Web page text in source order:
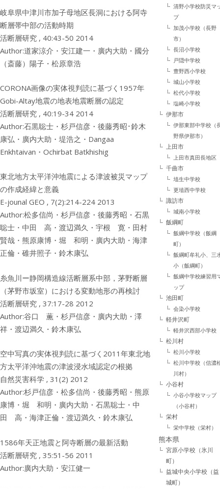
岐阜県中津川市加子母地区長洞における阿寺
断層帯中部の活動時期
活断層研究 , 40:43-50 2014
Author:道家涼介・安江建一・廣内大助・國分
（斎藤）陽子・松原章浩
CORONA画像の実体視判読に基づく1957年
Gobi-Altay地震の地表地震断層の認定
活断層研究 , 40:19-34 2014
Author:石黒聡士・杉戸信彦・後藤秀昭･鈴木
康弘・廣内大助・堤浩之・Dangaa
Enkhtaivan・Ochirbat Batkhishig
東北地方太平洋沖地震による津波被災マップ
の作成経緯と意義
E-jounal GEO , 7(2):214-224 2013
Author:松多信尚・杉戸信彦・後藤秀昭・石黒
聡士・中田 高・渡辺満久・宇根 寛・田村
賢哉・熊原康博・堀 和明・廣内大助・海津
正倫・碓井照子・鈴木康弘
糸魚川ー静岡構造線活断層系中部，茅野断層
（茅野市坂室）における変動地形の再検討
活断層研究 , 37:17-28 2012
Author:谷口 薫・杉戸信彦・廣内大助・澤
祥・渡辺満久・鈴木康弘
空中写真の実体視判読に基づく2011年東北地
方太平洋沖地震の津波浸水域認定の根拠
自然災害科学 , 31(2) 2012
Author:杉戸信彦・松多信尚・後藤秀昭・熊原
康博・堀 和明・廣内大助・石黒聡士・中
田 高・海津正倫・渡辺満久・鈴木康弘
1586年天正地震と阿寺断層の最新活動
活断層研究 , 35:51-56 2011
Author:廣内大助・安江健一
清野小学校防災マ
プ
加茂小学校（長野
市）
長沼小学校
戸隠中学校
豊野西小学校
城山小学校
松代小学校
塩崎小学校
伊那市
伊那東部中学校（
野県伊那市）
上田市
上田市真田長地区
千曲市
埴生中学校
更埴西中学校
諏訪市
城南小学校
飯綱町
飯綱中学校（飯綱
町）
飯綱町牟礼小、三
小（飯綱町）
飯綱中学校練習用
ップ
池田町
会染小学校
軽井沢町
軽井沢西部小学校
松川村
松川小学校
松川中学校（信濃
川村）
小谷村
小谷小学校マップ
（小谷村）
栄村
栄中学校（栄村）
熊本県
宮原小学校（氷川
町）
益城中央小学校（益
城町）